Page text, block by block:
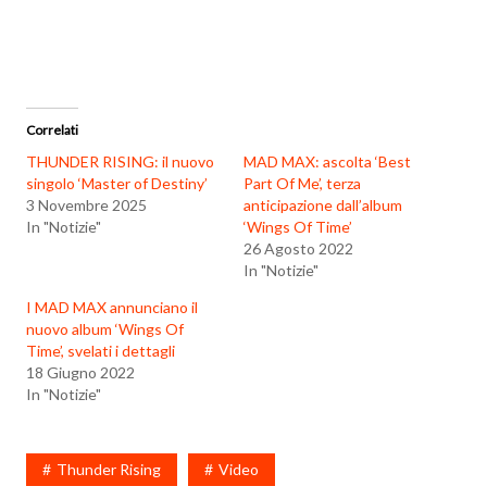
Correlati
THUNDER RISING: il nuovo
singolo ‘Master of Destiny’
3 Novembre 2025
In "Notizie"
MAD MAX: ascolta ‘Best
Part Of Me’, terza
anticipazione dall’album
‘Wings Of Time’
26 Agosto 2022
In "Notizie"
I MAD MAX annunciano il
nuovo album ‘Wings Of
Time’, svelati i dettagli
18 Giugno 2022
In "Notizie"
Thunder Rising Video